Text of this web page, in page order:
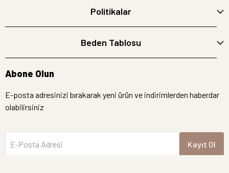
Politikalar
Beden Tablosu
Abone Olun
E-posta adresinizi bırakarak yeni ürün ve indirimlerden haberdar
olabilirsiniz
E-Posta Adresi Kayıt Ol